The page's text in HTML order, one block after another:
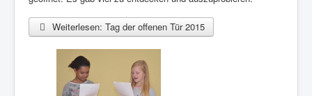
Weiterlesen: Tag der offenen Tür 2015